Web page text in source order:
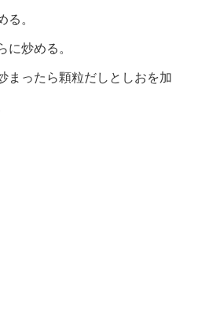
る。
炒める。
まったら顆粒だしとしおを加